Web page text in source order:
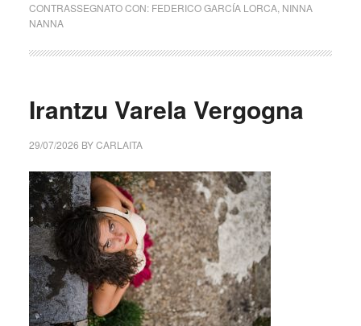
CONTRASSEGNATO CON: FEDERICO GARCÍA LORCA, NINNA
NANNA
Irantzu Varela Vergogna
29/07/2026 BYCARLAITA